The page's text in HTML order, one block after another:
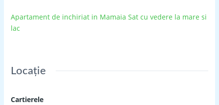
Apartament de inchiriat in Mamaia Sat cu vedere la mare si
lac
Locație
Cartierele